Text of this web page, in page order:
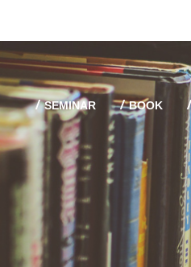
SEMINAR BOOK